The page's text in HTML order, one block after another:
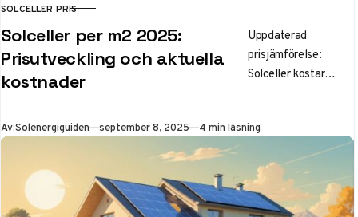
KATEGORI
SOLCELLER PRIS
Solceller per m2 2025:
Prisutveckling och aktuella
kostnader
Uppdaterad
prisjämförelse:
Solceller kostar
någonsin! Få koll på
aktuella priser,
historisk utveckling
och lönsamhet för
din fastighet.
Av:Solenergiguiden Publicerad
september 8, 2025 4 min läsning